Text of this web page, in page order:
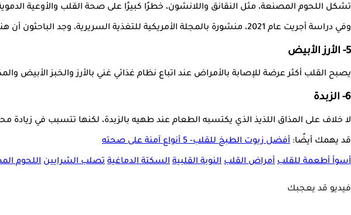
تشكل اللحوم المصنعة، مثل النقانق واللانشون، خطرًا كبيرًا على صحة القلب والأوعية
وفي دراسة أجريت عام 2021، منشورة بالمجلة الأمريكية للتغذية السريرية، وجد الباحثون أن هناك ارتباطًا بين تناول الأطعمة المصنعة بكثرة وارتفاع خطر الإصابة بأمراض القلب والأوعية الدموية.
5- الأرز الأبيض
يصبح القلب أكثر عرضة للإصابة بالأمراض عند اتباع نظام غذائي غني بالأرز والخبز الأبيض
6- الزبدة
لا خلاف على المذاق اللذيذ الذي يكتسبه الطعام عند طهيه بالزبدة، لكنها تتسبب في زيادة
قد يهمك أيضًا: أفضل زيوت الطبخ للقلب- 5 أنواع آمنة على صحته
أسوأ أطعمة للقلب أمراض القلب النوبة القلبية السكتة الدماغية تصلب الشرايين اللحوم
فيديو قد يعجبك